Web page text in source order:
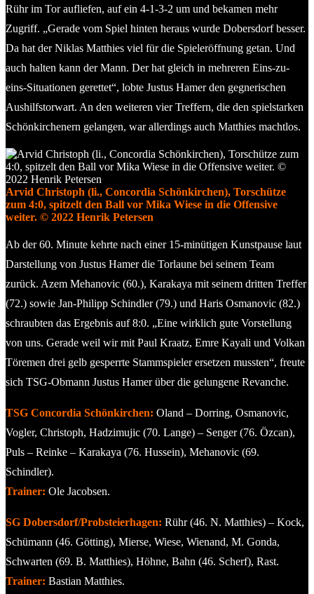
Rühr im Tor aufliefen, auf ein 4-1-3-2 um und bekamen mehr
Zugriff. „Gerade vom Spiel hinten heraus wurde Dobersdorf besser.
Da hat der Niklas Matthies viel für die Spieleröffnung getan. Und
auch halten kann der Mann. Der hat gleich in mehreren Eins-zu-
eins-Situationen gerettet“, lobte Justus Hamer den gegnerischen
Aushilfstorwart. An den weiteren vier Treffern, die den spielstarken
Schönkirchenern gelangen, war allerdings auch Matthies machtlos.
Arvid Christoph (li., Concordia Schönkirchen), Torschütze
zum 4:0, spitzelt den Ball vor Mika Wiese in die Offensive
weiter. © 2022 Henrik Petersen
Ab der 60. Minute kehrte nach einer 15-minütigen Kunstpause laut
Darstellung von Justus Hamer die Torlaune bei seinem Team
zurück. Azem Mehanovic (60.), Karakaya mit seinem dritten Treffer
(72.) sowie Jan-Philipp Schindler (79.) und Haris Osmanovic (82.)
schraubten das Ergebnis auf 8:0. „Eine wirklich gute Vorstellung
von uns. Gerade weil wir mit Paul Kraatz, Emre Kayali und Volkan
Töremen drei gelb gesperrte Stammspieler ersetzen mussten“, freute
sich TSG-Obmann Justus Hamer über die gelungene Revanche.
TSG Concordia Schönkirchen: Oland – Dorring, Osmanovic,
Vogler, Christoph, Hadzimujic (70. Lange) – Senger (76. Özcan),
Puls – Reinke – Karakaya (76. Hussein), Mehanovic (69.
Schindler).
Trainer: Ole Jacobsen.
SG Dobersdorf/Probsteierhagen: Rühr (46. N. Matthies) – Kock,
Schümann (46. Götting), Mierse, Wiese, Wienand, M. Gonda,
Schwarten (69. B. Matthies), Höhne, Bahn (46. Scherf), Rast.
Trainer: Bastian Matthies.